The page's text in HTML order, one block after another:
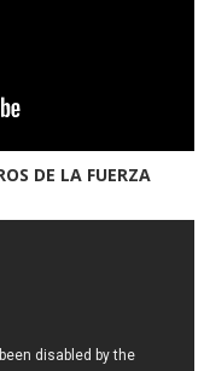
DE LA FUERZA